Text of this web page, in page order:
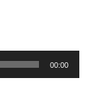
00:00